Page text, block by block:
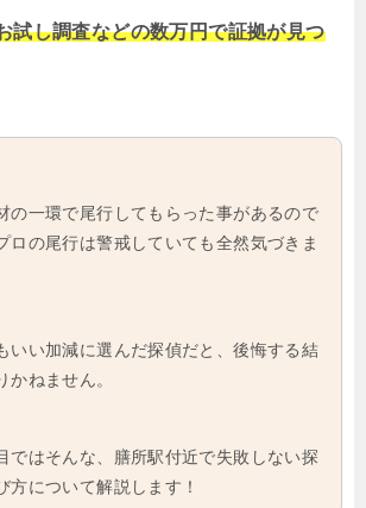
試し調査などの数万円で証拠が見つ
の一環で尾行してもらった事があるので
ロの尾行は警戒していても全然気づきま
いい加減に選んだ探偵だと、後悔する結
かねません。
ではそんな、膳所駅付近で失敗しない探
方について解説します！